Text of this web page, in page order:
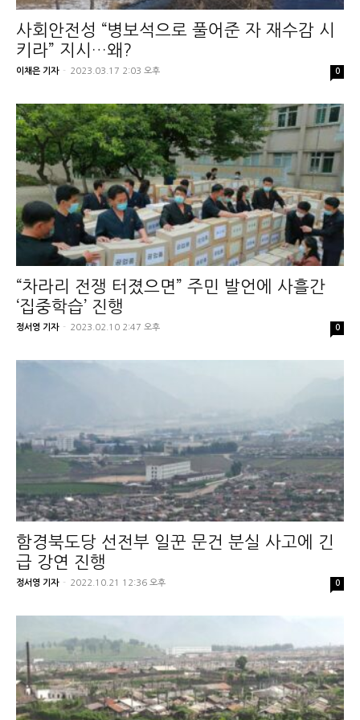
사회안전성 “병보석으로 풀어준 자 재수감 시
키라” 지시…왜?
이채은 기자 - 2023.03.17 2:03 오후 0
“차라리 전쟁 터졌으면” 주민 발언에 사흘간
‘집중학습’ 진행
정서영 기자 - 2023.02.10 2:47 오후 0
함경북도당 선전부 일꾼 문건 분실 사고에 긴
급 강연 진행
정서영 기자 - 2022.10.21 12:36 오후 0